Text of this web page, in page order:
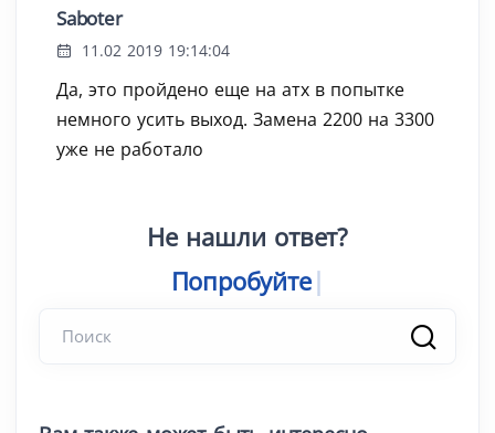
Saboter
11.02 2019 19:14:04
Да, это пройдено еще на атх в попытке
немного усить выход. Замена 2200 на 3300
уже не работало
Не нашли ответ?
Попробуйте поиск